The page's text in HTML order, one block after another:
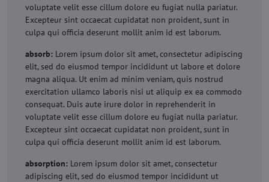
voluptate velit esse cillum dolore eu fugiat nulla pariatur.
Excepteur sint occaecat cupidatat non proident, sunt in
culpa qui officia deserunt mollit anim id est laborum.
absorb: Lorem ipsum dolor sit amet, consectetur adipiscing
elit, sed do eiusmod tempor incididunt ut labore et dolore
magna aliqua. Ut enim ad minim veniam, quis nostrud
exercitation ullamco laboris nisi ut aliquip ex ea commodo
consequat. Duis aute irure dolor in reprehenderit in
voluptate velit esse cillum dolore eu fugiat nulla pariatur.
Excepteur sint occaecat cupidatat non proident, sunt in
culpa qui officia deserunt mollit anim id est laborum.
absorption: Lorem ipsum dolor sit amet, consectetur
adipiscing elit, sed do eiusmod tempor incididunt ut